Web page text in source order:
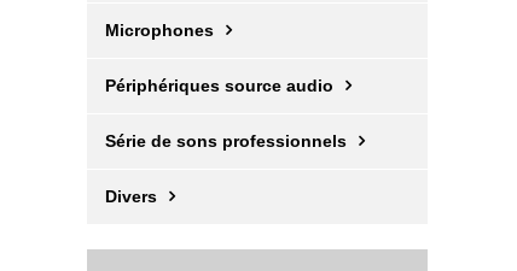
Microphones
Périphériques source audio
Série de sons professionnels
Divers